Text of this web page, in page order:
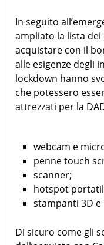
In seguito
ampliato la lista dei
acquistare con il
alle esigenze degli
lockdown hanno
che potessero
attrezzati per la
webcam e
penne touch
scanner;
hotspot
stampanti 3D
Di sicuro come gli